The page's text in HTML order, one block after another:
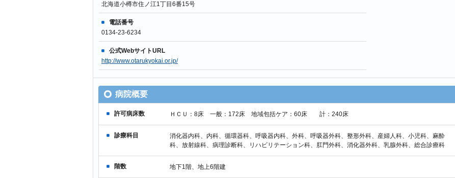
北海道小樽市住ノ江1丁目6番15号
電話番号
0134-23-6234
公式WebサイトURL
http://www.otarukyokai.or.jp/
病院概要
許可病床数 ＨＣＵ：8床 一般：172床 地域包括ケア：60床 計：240床
診療科目
消化器内科、内科、循環器科、呼吸器内科、外科、呼吸器外科、整形外科、産婦人科、小児科、麻酔
科、放射線科、病理診断科、リハビリテーション科、肛門外科、消化器外科、乳腺外科、総合診療科
階数 地下1階、地上6階建